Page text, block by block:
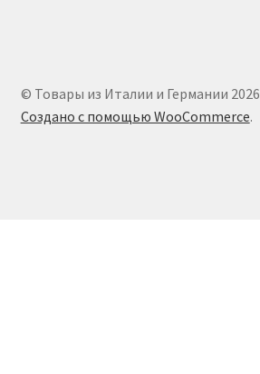
© Товары из Италии и Германии 2026
Создано с помощью WooCommerce.